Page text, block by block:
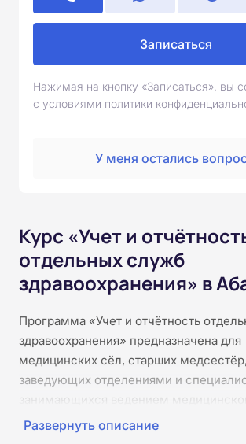
Записаться
Нажимая на кнопку «Записаться», вы
с условиями политики
У меня остались
Курс «Учет и
отдельных служб
здравоохранения» в
Программа «Учет и отчётность
здравоохранения» предназначена для
медицинских сёл, старших медсестёр,
заведующих отделениями и
занимающихся ведением
документации. Курс охватывает
Развернуть описание